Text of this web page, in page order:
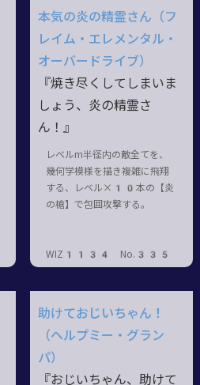
本気の炎の精霊さん（フ
レイム・エレメンタル・
オーバードライブ）
『焼き尽くしてしまいま
しょう、炎の精霊さ
ん！』
レベルm半径内の敵全てを、
幾何学模様を描き複雑に飛翔
する、レベル×10本の【炎
の槍】で包囲攻撃する。
WIZ1134 No.335
助けておじいちゃん！
（ヘルプミー・グラン
パ）
『おじいちゃん、助けて